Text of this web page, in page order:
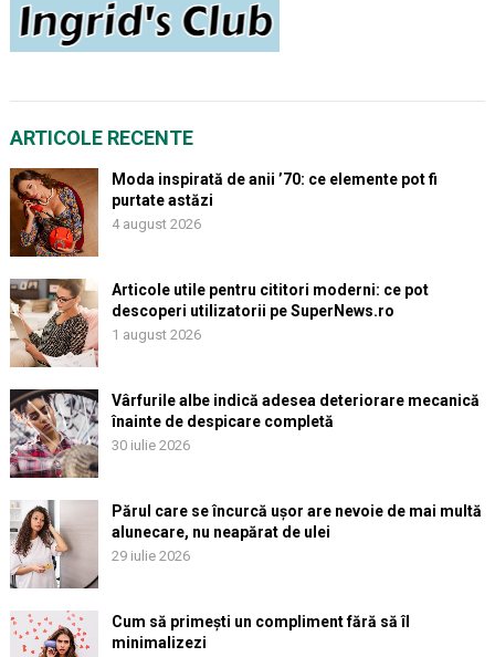
ARTICOLE RECENTE
Moda inspirată de anii ’70: ce elemente pot fi
purtate astăzi
4 august 2026
Articole utile pentru cititori moderni: ce pot
descoperi utilizatorii pe SuperNews.ro
1 august 2026
Vârfurile albe indică adesea deteriorare mecanică
înainte de despicare completă
30 iulie 2026
Părul care se încurcă ușor are nevoie de mai multă
alunecare, nu neapărat de ulei
29 iulie 2026
Cum să primești un compliment fără să îl
minimalizezi